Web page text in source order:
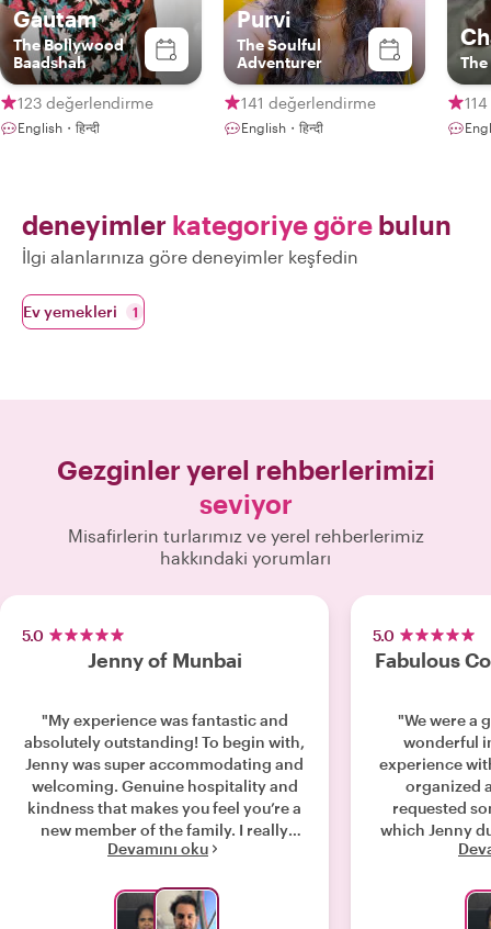
Gautam
The Bollywood
Baadshah
123 değerlendirme
English・हिन्दी
Purvi
The Soulful
Adventurer
141 değerlendirme
English・हिन्दी
deneyimler kategoriye göre bulun
İlgi alanlarınıza göre deneyimler keşfedin
Ev yemekleri 1
Gezginler yerel rehberlerimizi
seviyor
Misafirlerin turlarımız ve yerel rehberlerimiz
hakkındaki yorumları
5.0
Jenny of Munbai
"My experience was fantastic and
absolutely outstanding! To begin with,
Jenny was super accommodating and
welcoming. Genuine hospitality and
kindness that makes you feel you’re a
new member of the family. I really
enjoyed the interactive cooking class
informative I learnt a lot about the
different Indian cuisine from every
Devamını oku
5.0
Fabulous
"We were a
wonderful
experience with Jenny Jenny is super
organized and lovely
requested
which Jenny duly
her family
insight into
loved our